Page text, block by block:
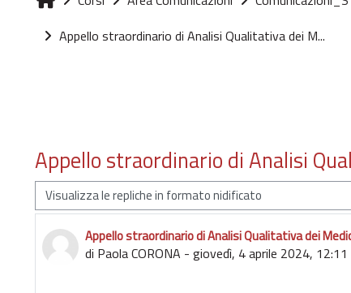
Appello straordinario di Analisi Qualitativa dei M...
Appello straordinario di Analisi
Modalità visualizzazione
Appello straordinario di Analisi Qualitativa dei
di Paola CORONA - giovedì, 4 aprile 2024, 12:11
Numero di risposte: 0